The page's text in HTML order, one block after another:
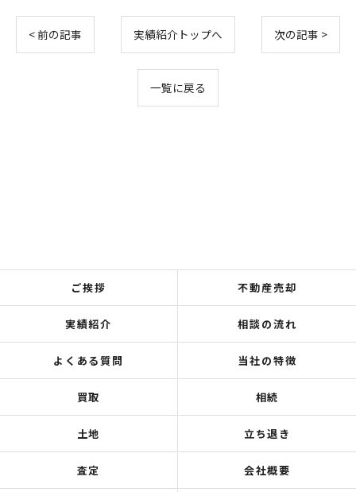
< 前の記事 実績紹介トップへ 次の記事 >
一覧に戻る
ご挨拶 不動産売却
実績紹介 相談の流れ
よくある質問 当社の特徴
買取 相続
土地 立ち退き
査定 会社概要